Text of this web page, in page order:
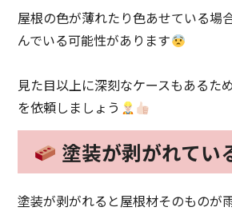
屋根の色が薄れたり色あせている場
んでいる可能性があります
見た目以上に深刻なケースもあるた
を依頼しましょう
塗装が剥がれてい
塗装が剥がれると屋根材そのものが